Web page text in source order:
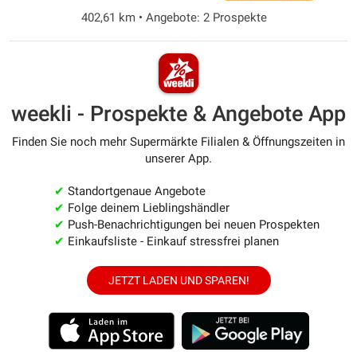
402,61 km • Angebote: 2 Prospekte
weekli - Prospekte & Angebote App
Finden Sie noch mehr Supermärkte Filialen & Öffnungszeiten in
unserer App.
✔ Standortgenaue Angebote
✔ Folge deinem Lieblingshändler
✔ Push-Benachrichtigungen bei neuen Prospekten
✔ Einkaufsliste - Einkauf stressfrei planen
JETZT LADEN UND SPAREN!